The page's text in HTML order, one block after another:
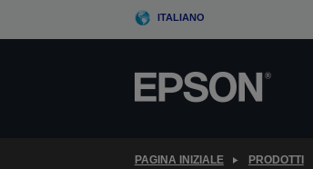
ITALIANO
PAGINA INIZIALE PRODOTTI